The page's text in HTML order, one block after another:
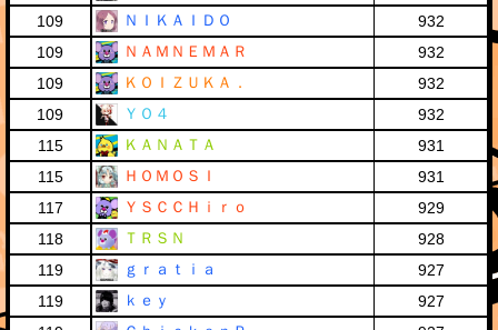
109
ＮＩＫＡＩＤＯ
932
109
ＮＡＭＮＥＭＡＲ
932
109
ＫＯＩＺＵＫＡ．
932
109
ＹＯ４
932
115
ＫＡＮＡＴＡ
931
115
ＨＯＭＯＳＩ
931
117
ＹＳＣＣＨｉｒｏ
929
118
ＴＲＳＮ
928
119
ｇｒａｔｉａ
927
119
ｋｅｙ
927